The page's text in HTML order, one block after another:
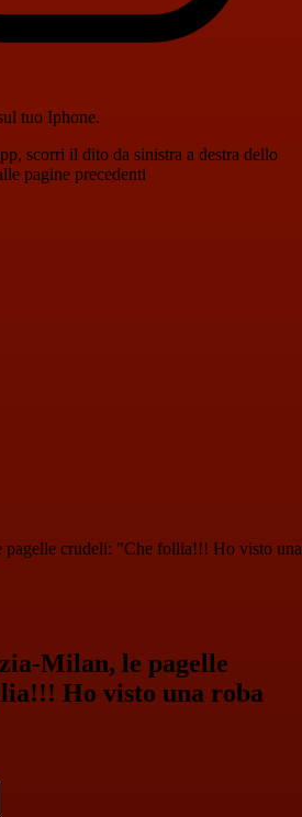
tuo Iphone.
scorri il dito da sinistra a destra dello
pagine precedenti
pagelle crudeli: "Che follia!!! Ho visto una
Milan, le pagelle
Ho visto una roba